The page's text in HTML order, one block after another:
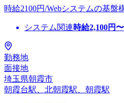
時給2100円/Webシステムの基
システム関連時給2,100円〜
勤務地
面接地
埼玉県朝霞市
朝霞台駅、北朝霞駅、朝霞駅